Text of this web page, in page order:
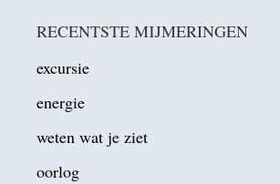
RECENTSTE MIJMERINGEN
excursie
energie
weten wat je ziet
oorlog